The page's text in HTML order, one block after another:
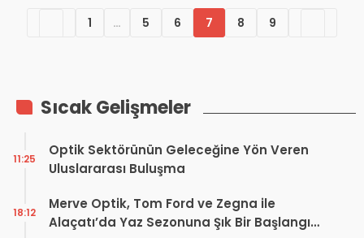
1 … 5 6 7 8 9
Sıcak Gelişmeler
Optik Sektörünün Geleceğine Yön Veren
Uluslararası Buluşma
11:25
Merve Optik, Tom Ford ve Zegna ile
Alaçatı’da Yaz Sezonuna Şık Bir Başlangıç ​​
18:12